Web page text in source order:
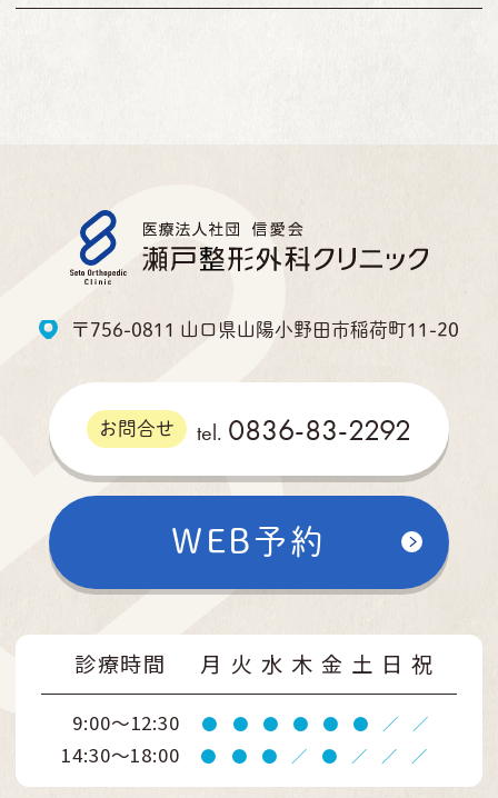
〒756-0811 山口県山陽小野田市稲荷町11-20
お問合せ tel. 0836-83-2292
WEB予約
診療時間 月 火 水 木 金 土 日 祝
9:00～12:30 ● ● ● ● ● ● ／ ／
14:30～18:00 ● ● ● ／ ● ／ ／ ／